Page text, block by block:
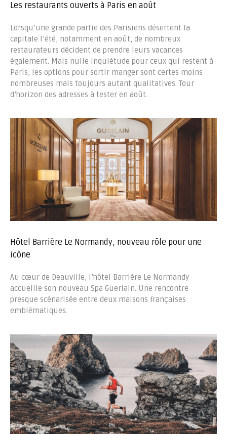
Les restaurants ouverts à Paris en août
Lorsqu’une grande partie des Parisiens désertent la
capitale l’été, notamment en août, de nombreux
restaurateurs décident de prendre leurs vacances
également. Mais nulle inquiétude pour ceux qui restent à
Paris, les options pour sortir manger sont certes moins
nombreuses mais toujours autant qualitatives. Tour
d’horizon des adresses à tester en août.
Hôtel Barrière Le Normandy, nouveau rôle pour une
icône
Au cœur de Deauville, l’hôtel Barrière Le Normandy
accueille son nouveau Spa Guerlain. Une rencontre
presque scénarisée entre deux maisons françaises
emblématiques.